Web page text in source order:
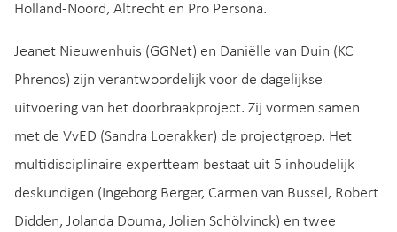
Holland-Noord, Altrecht en Pro Persona.
Jeanet Nieuwenhuis (GGNet) en Daniëlle van Duin (KC
Phrenos) zijn verantwoordelijk voor de dagelijkse
uitvoering van het doorbraakproject. Zij vormen samen
met de VvED (Sandra Loerakker) de projectgroep. Het
multidisciplinaire expertteam bestaat uit 5 inhoudelijk
deskundigen (Ingeborg Berger, Carmen van Bussel, Robert
Didden, Jolanda Douma, Jolien Schölvinck) en twee